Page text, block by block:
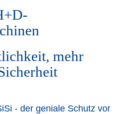
mehr
- der geniale Schutz vor